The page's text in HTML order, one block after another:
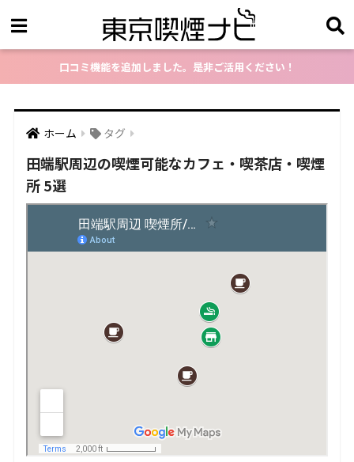
口コミ機能を追加しました。是非ご活用ください！
ホーム タグ
田端駅周辺の喫煙可能なカフェ・喫茶店・喫煙
所 5選